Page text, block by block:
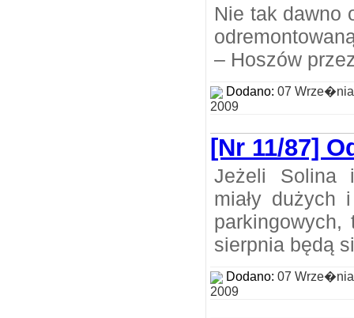
Nie tak dawno
– Hoszów
Dodano: 07 Wrze�nia
2009
[Nr 11/87]
Jeżeli Solina
miały dużych
sierpnia będą
Dodano: 07 Wrze�nia
2009